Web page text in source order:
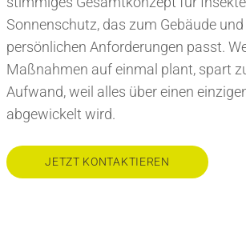
Sonnenschutz, das zum Gebäude und
persönlichen Anforderungen passt.
Maßnahmen auf einmal plant, spart
Aufwand, weil alles über einen
abgewickelt wird.
JETZT KONTAKTIEREN